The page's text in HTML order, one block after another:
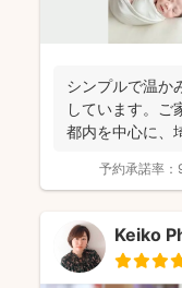
シンプルで温か
しています。ご
都内を中心に、
予約承諾率：
Keiko